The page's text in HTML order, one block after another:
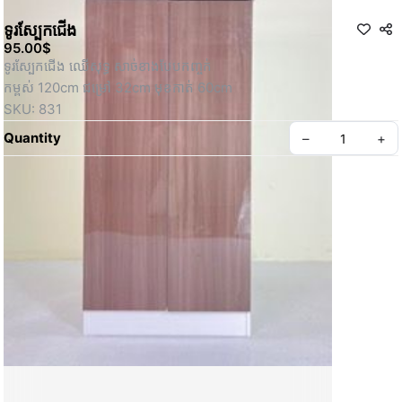
ទូរស្បែកជើង
95.00$
ទូរស្បែកជើង ឈើសុទ្ធ​​ សាច់ខាងបែបកញ្ចក់
កម្ពស់ 120cm ជម្រៅ 32cm មុខកាត់ 60cm
SKU: 831
Quantity
– +